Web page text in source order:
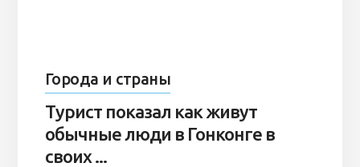
Города и страны
Турист показал как живут
обычные люди в Гонконге в
своих ...